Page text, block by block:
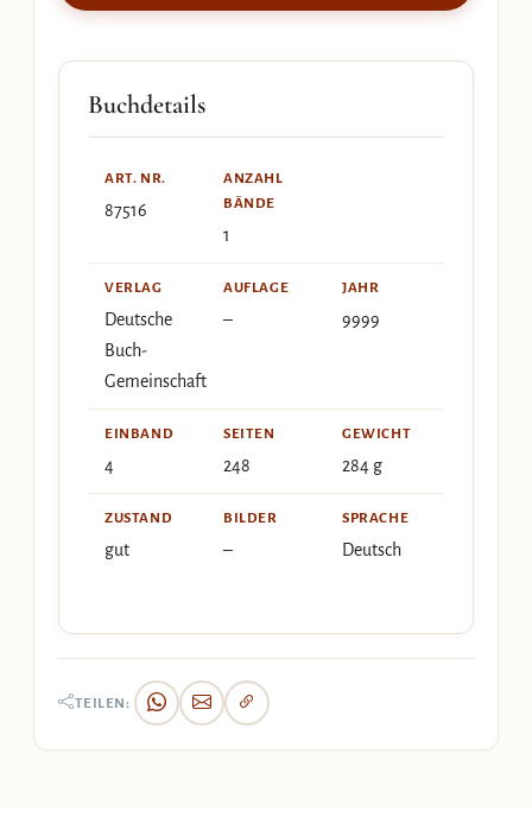
Buchdetails
ART. NR.
87516
ANZAHL
BÄNDE
1
VERLAG
Deutsche
Buch-
Gemeinschaft
AUFLAGE
–
JAHR
9999
EINBAND
4
SEITEN
248
GEWICHT
284 g
ZUSTAND
gut
BILDER
–
SPRACHE
Deutsch
TEILEN: